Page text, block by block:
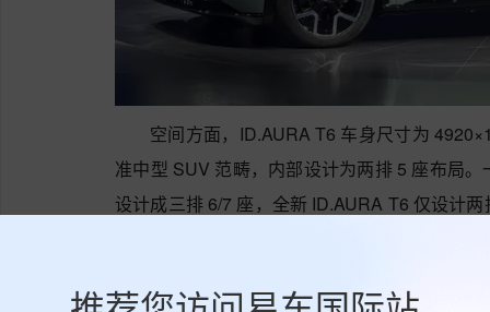
空间方面，ID.AURA T6 车身尺寸为
准中型 SUV 范畴，内部设计为两排 5 座布局
设计成三排 6/7 座，全新 ID.AURA T6 仅设计
而在续航和补能方面，全新 ID.AURA T6